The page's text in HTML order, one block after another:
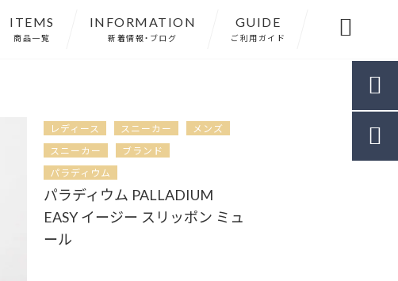
ITEMS
商品一覧
INFORMATION
新着情報・ブログ
GUIDE
ご利用ガイド 
レディース スニーカー
メンズ
スニーカー
ブランド
パラディウム
パラディウム PALLADIUM
EASY イージー スリッポン ミュ
ール

